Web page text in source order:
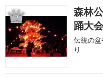
2
森林
踊大
伝統の
り